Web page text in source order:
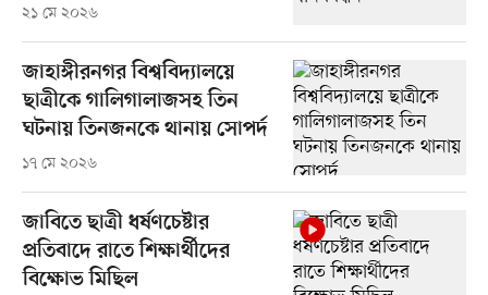
২১ মে ২০২৬
জাহাঙ্গীরনগর বিশ্ববিদ্যালয়ে
ছাত্রীকে গালিগালাজসহ তিন
ঘটনায় তিনজনকে থানায় সোপর্দ
১৭ মে ২০২৬
জাবিতে ছাত্রী ধর্ষণচেষ্টার
প্রতিবাদে রাতে শিক্ষার্থীদের
বিক্ষোভ মিছিল